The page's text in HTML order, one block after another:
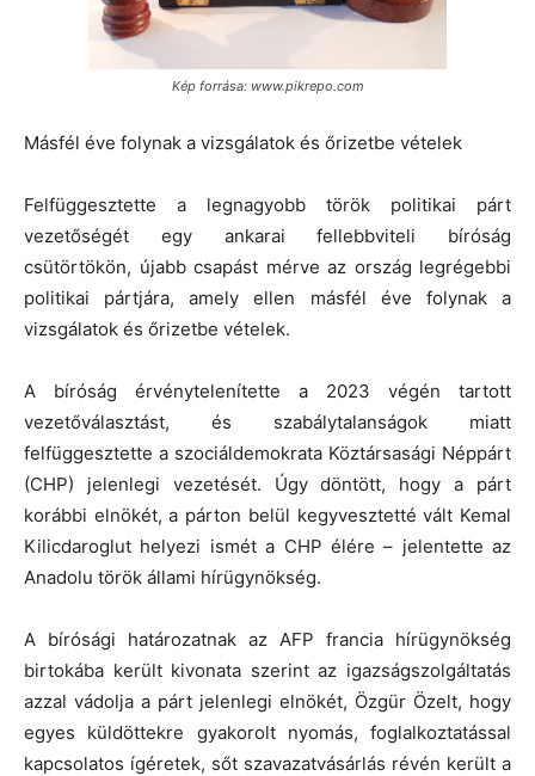
Kép forrása: www.pikrepo.com
Másfél éve folynak a vizsgálatok és őrizetbe vételek
Felfüggesztette a legnagyobb török politikai párt
vezetőségét egy ankarai fellebbviteli bíróság
csütörtökön, újabb csapást mérve az ország legrégebbi
politikai pártjára, amely ellen másfél éve folynak a
vizsgálatok és őrizetbe vételek.
A bíróság érvénytelenítette a 2023 végén tartott
vezetőválasztást, és szabálytalanságok miatt
felfüggesztette a szociáldemokrata Köztársasági Néppárt
(CHP) jelenlegi vezetését. Úgy döntött, hogy a párt
korábbi elnökét, a párton belül kegyvesztetté vált Kemal
Kilicdaroglut helyezi ismét a CHP élére – jelentette az
Anadolu török állami hírügynökség.
A bírósági határozatnak az AFP francia hírügynökség
birtokába került kivonata szerint az igazságszolgáltatás
azzal vádolja a párt jelenlegi elnökét, Özgür Özelt, hogy
egyes küldöttekre gyakorolt nyomás, foglalkoztatással
kapcsolatos ígéretek, sőt szavazatvásárlás révén került a